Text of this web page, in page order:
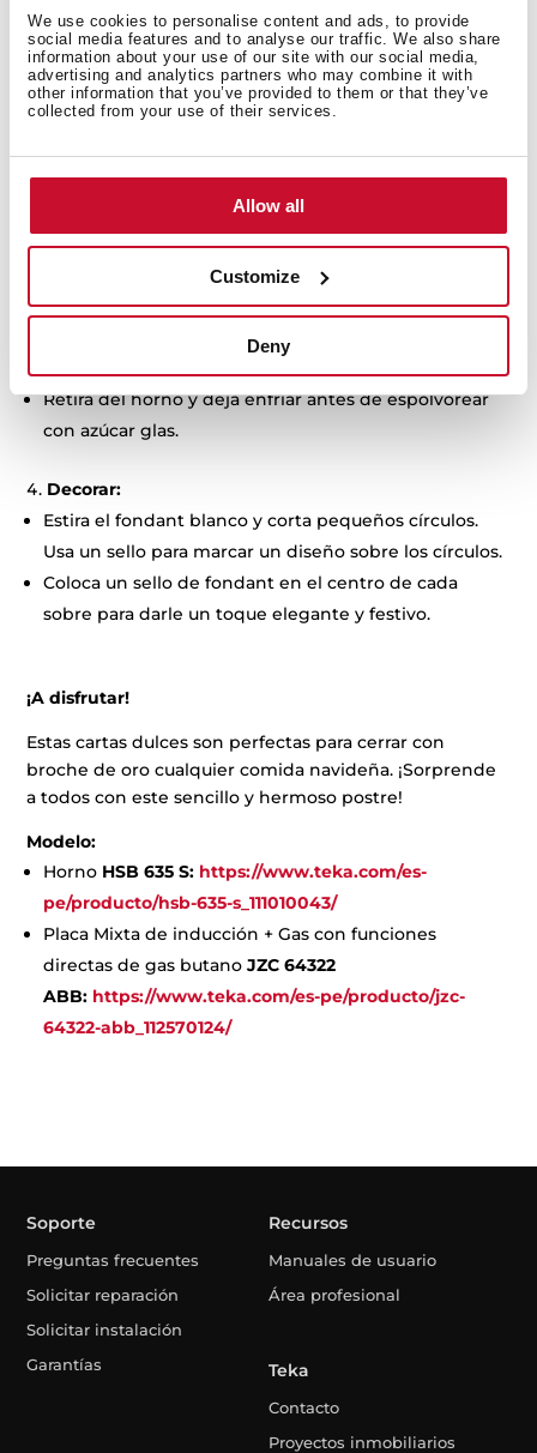
We use cookies to personalise content and ads, to provide
social media features and to analyse our traffic. We also share
information about your use of our site with our social media,
advertising and analytics partners who may combine it with
other information that you’ve provided to them or that they’ve
collected from your use of their services.
Allow all
Customize
Deny
Montar las cartas dulces:
Corta cuadrados de la masa de hojaldre y coloca una
cucharada de la mermelada fría en el centro de cada
uno.
Dobla tres de las esquinas hacia adentro para formar
un sobre.
Hornear:
Pincela los sobres de hojaldre con yema de huevo
para darles un acabado brillante.
180 °C durante 15-20 minutos
Retira del horno y deja enfriar antes de espolvorear
con azúcar glas.
Decorar:
Estira el fondant blanco y corta pequeños círculos.
Usa un sello para marcar un diseño sobre los círculos.
Coloca un sello de fondant en el centro de cada
sobre para darle un toque elegante y festivo.
¡A disfrutar!
Estas cartas dulces son perfectas para cerrar con
broche de oro cualquier comida navideña. ¡Sorprende
a todos con este sencillo y hermoso postre!
Modelo:
Horno HSB 635 S: https://www.teka.com/es-
pe/producto/hsb-635-s_111010043/
Placa Mixta de inducción + Gas con funciones
directas de gas butanoJZC 64322
ABB: https://www.teka.com/es-pe/producto/jzc-
64322-abb_112570124/
Soporte
Preguntas frecuentes
Solicitar reparación
Solicitar instalación
Garantías
Recursos
Manuales de usuario
Área profesional
Teka
Contacto
Proyectos inmobiliarios